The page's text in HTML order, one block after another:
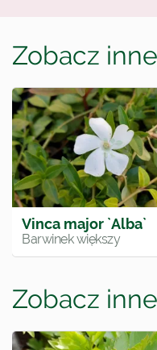
Zobacz
Vinca major `Alba`
Barwinek większy
Zobacz